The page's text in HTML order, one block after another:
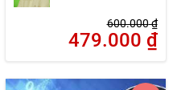
600.000₫
479.000 ₫